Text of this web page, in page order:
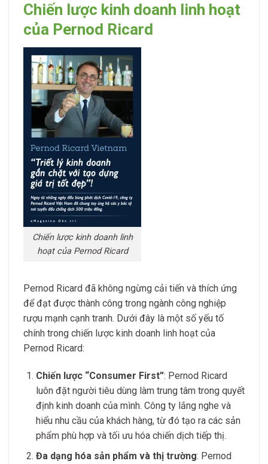
Chiến lược kinh doanh linh hoạt
của Pernod Ricard
Chiến lược kinh doanh linh
hoạt của Pernod Ricard
Pernod Ricard đã không ngừng cải tiến và thích ứng
để đạt được thành công trong ngành công nghiệp
rượu mạnh cạnh tranh. Dưới đây là một số yếu tố
chính trong chiến lược kinh doanh linh hoạt của
Pernod Ricard:
Chiến lược “Consumer First”: Pernod Ricard
luôn đặt người tiêu dùng làm trung tâm trong quyết
định kinh doanh của mình. Công ty lắng nghe và
hiểu nhu cầu của khách hàng, từ đó tạo ra các sản
phẩm phù hợp và tối ưu hóa chiến dịch tiếp thị.
Đa dạng hóa sản phẩm và thị trường: Pernod